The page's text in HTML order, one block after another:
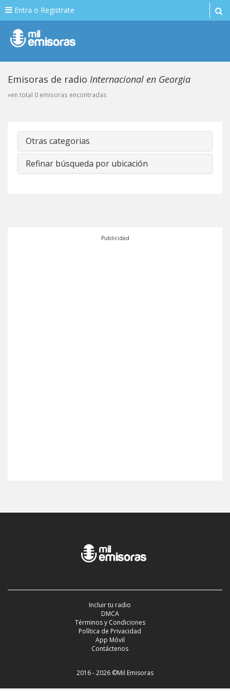
Entra o Registrate
Emisoras de radio Internacional en Georgia
»en total 0 emisoras encontradas
Otras categorias
Refinar búsqueda por ubicación
Publicidad
Incluir tu radio
DMCA
Términos y Condiciones
Política de Privacidad
App Móvil
Contáctenos
2016 - 2026 ©Mil Emisoras